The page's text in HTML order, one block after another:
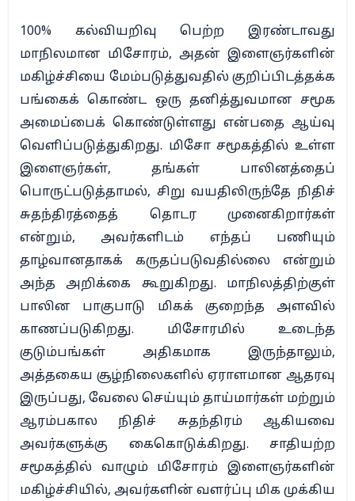
100% கல்வியறிவு பெற்ற இரண்டாவது
மாநிலமான மிசோரம், அதன் இளைஞர்களின்
மகிழ்ச்சியை மேம்படுத்துவதில் குறிப்பிடத்தக்க
பங்கைக் கொண்ட ஒரு தனித்துவமான சமூக
அமைப்பைக் கொண்டுள்ளது என்பதை ஆய்வு
வெளிப்படுத்துகிறது. மிசோ சமூகத்தில் உள்ள
இளைஞர்கள், தங்கள் பாலினத்தைப்
பொருட்படுத்தாமல், சிறு வயதிலிருந்தே நிதிச்
சுதந்திரத்தைத் தொடர முனைகிறார்கள்
என்றும், அவர்களிடம் எந்தப் பணியும்
தாழ்வானதாகக் கருதப்படுவதில்லை என்றும்
அந்த அறிக்கை கூறுகிறது. மாநிலத்திற்குள்
பாலின பாகுபாடு மிகக் குறைந்த அளவில்
காணப்படுகிறது. மிசோரமில் உடைந்த
குடும்பங்கள் அதிகமாக இருந்தாலும்,
அத்தகைய சூழ்நிலைகளில் ஏராளமான ஆதரவு
இருப்பது, வேலை செய்யும் தாய்மார்கள் மற்றும்
ஆரம்பகால நிதிச் சுதந்திரம் ஆகியவை
அவர்களுக்கு கைகொடுக்கிறது. சாதியற்ற
சமூகத்தில் வாழும் மிசோரம் இளைஞர்களின்
மகிழ்ச்சியில், அவர்களின் வளர்ப்பு மிக முக்கிய